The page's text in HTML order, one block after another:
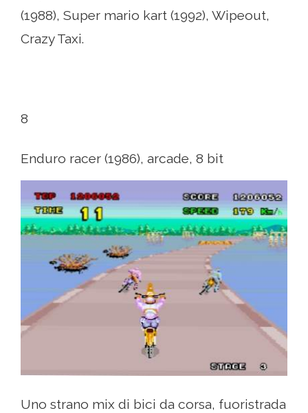
(1988), Super mario kart (1992), Wipeout,
Crazy Taxi.
8
Enduro racer (1986), arcade, 8 bit
Uno strano mix di bici da corsa, fuoristrada